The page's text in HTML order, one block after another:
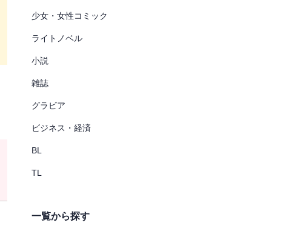
少女・女性コミック
ライトノベル
小説
雑誌
グラビア
ビジネス・経済
BL
TL
一覧から探す